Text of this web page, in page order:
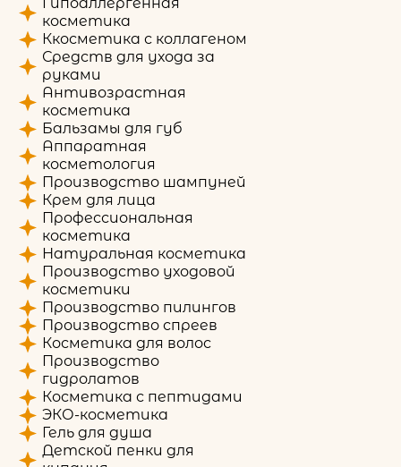
косметика
Ккосметика с коллагеном
Средств для ухода за
руками
Антивозрастная
косметика
Бальзамы для губ
Аппаратная
косметология
Производство шампуней
Крем для лица
Профессиональная
косметика
Натуральная косметика
Производство уходовой
косметики
Производство пилингов
Производство спреев
Косметика для волос
Производство
гидролатов
Косметика с пептидами
ЭКО-косметика
Гель для душа
Детской пенки для